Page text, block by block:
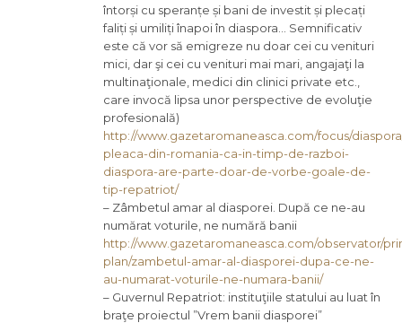
întorși cu speranțe și bani de investit și plecați
faliți și umiliți înapoi în diaspora… Semnificativ
este că vor să emigreze nu doar cei cu venituri
mici, dar şi cei cu venituri mai mari, angajaţi la
multinaţionale, medici din clinici private etc.,
care invocă lipsa unor perspective de evoluţie
profesională)
http://www.gazetaromaneasca.com/focus/
pleaca-din-romania-ca-in-timp-de-razboi-
diaspora-are-parte-doar-de-vorbe-goale-de-
tip-repatriot/
– Zâmbetul amar al diasporei. După ce ne-au
numărat voturile, ne numără banii
http://www.gazetaromaneasca.com/observator/
plan/zambetul-amar-al-diasporei-dupa-ce-ne-
au-numarat-voturile-ne-numara-banii/
– Guvernul Repatriot: instituţiile statului au luat în
braţe proiectul ”Vrem banii diasporei”